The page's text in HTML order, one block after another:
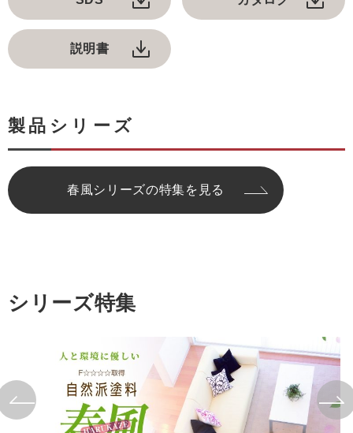
説明書
製品シリーズ
春風シリーズの特集を見る
シリーズ特集